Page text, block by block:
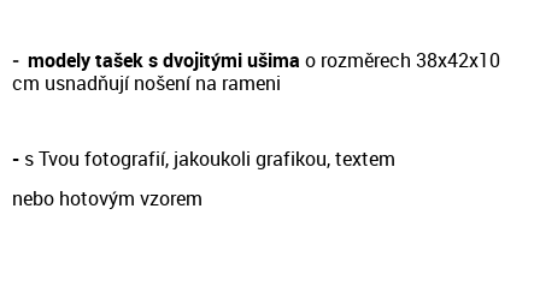
- modely tašek s dvojitými ušima o rozměrech 38x42x10
cm usnadňují nošení na rameni
- s Tvou fotografií, jakoukoli grafikou, textem
nebo hotovým vzorem